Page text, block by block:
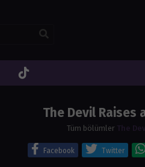
The Devil Raises
Tüm bölümler The
Facebook Twitter